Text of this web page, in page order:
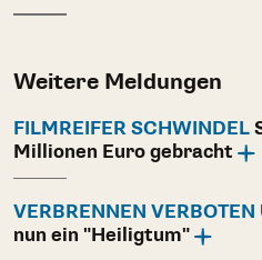
Weitere Meldungen
FILMREIFER SCHWINDEL
Millionen Euro gebracht
VERBRENNEN VERBOTEN
nun ein "Heiligtum"